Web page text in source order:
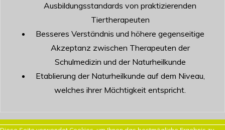
Ausbildungsstandards von praktizierenden
Tiertherapeuten
Besseres Verständnis und höhere gegenseitige
Akzeptanz zwischen Therapeuten der
Schulmedizin und der Naturheilkunde
Etablierung der Naturheilkunde auf dem Niveau,
welches ihrer Mächtigkeit entspricht.